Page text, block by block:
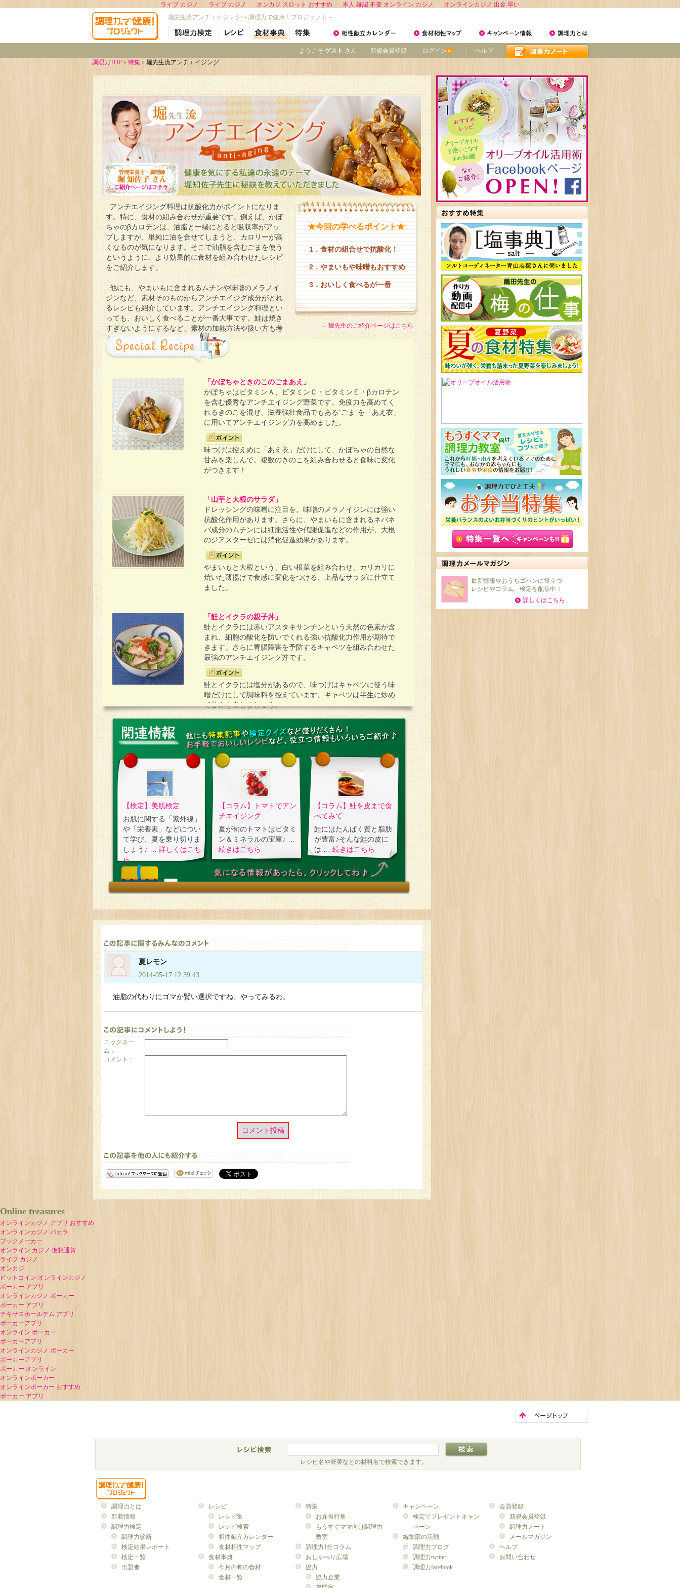
ライブ カジノ ライブ カジノ オンカジ スロット おすすめ 本人 確認 不要 オンライン カジノ
オンラインカジノ 出金 早い
堀先生流アンチエイジング:～調理力で健康！プロジェクト～
ヘルプ
ログイン
新規会員登録
ようこそ ゲスト さん
調理力TOP » 特集 » 堀先生流アンチエイジング
アンチエイジング料理は抗酸化力がポイントになりま
す。特に、食材の組み合わせが重要です。例えば、かぼ
ちゃのβカロテンは、油脂と一緒にとると吸収率がアッ
プしますが、単純に油を合せてしまうと、カロリーが高
くなるのが気になります。そこで油脂を含むごまを使う
というように、より効果的に食材を組み合わせたレシピ
をご紹介します。
他にも、やまいもに含まれるムチンや味噌のメラノイ
ジンなど、素材そのものからアンチエイジグ成分がとれ
るレシピも紹介しています。アンチエイジング料理とい
っても、おいしく食べることが一番大事です。鮭は焼き
すぎないようにするなど、素材の加熱方法や扱い方も考
えると調理力がアップします！
★今回の学べるポイント★
1．食材の組合せで抗酸化！
2．やまいもや味噌もおすすめ
3．おいしく食べるが一番
→ 堀先生のご紹介ページはこちら
「かぼちゃときのこのごまあえ」
かぼちゃはビタミンＡ、ビタミンＣ・ビタミンＥ・βカロテン
を含む優秀なアンチエイジング野菜です。免疫力を高めてく
れるきのこを混ぜ、滋養強壮食品でもある“ごま”を「あえ衣」
に用いてアンチエイジング力を高めました。
味つけは控えめに「あえ衣」だけにして、かぼちゃの自然な
甘みを楽しんで。複数のきのこを組み合わせると食味に変化
がつきます！
「山芋と大根のサラダ」
ドレッシングの味噌に注目を。味噌のメラノイジンには強い
抗酸化作用があります。さらに、やまいもに含まれるネバネ
バ成分のムチンには細胞活性や代謝促進などの作用が、大根
のジアスターゼには消化促進効果があります。
やまいもと大根という、白い根菜を組み合わせ、カリカリに
焼いた薄揚げで食感に変化をつける、上品なサラダに仕立て
ました。
「鮭とイクラの親子丼」
鮭とイクラには赤いアスタキサンチンという天然の色素が含
まれ、細胞の酸化を防いでくれる強い抗酸化力作用が期待で
きます。さらに胃腸障害を予防するキャベツを組み合わせた
最強のアンチエイジング丼です。
鮭とイクラには塩分があるので、味つけはキャベツに使う味
噌だけにして調味料を控えています。キャベツは半生に炒め
て甘みを出しましょう。
【検定】美肌検定
お肌に関する「紫外線」
や「栄養素」などについ
て学び、夏を乗り切りま
しょう♪ … 詳しくはこち
ら
【コラム】トマトでアン
チエイジング
夏が旬のトマトはビタミ
ン＆ミネラルの宝庫♪ …
続きはこちら
【コラム】鮭を皮まで食
べてみて
鮭にはたんぱく質と脂肪
が豊富♪そんな鮭の皮に
は … 続きはこちら
夏レモン
2014-05-17 12:39:43
油脂の代わりにゴマか賢い選択ですね、やってみるわ。
ニックネー
ム：
コメント：
コメント投稿
最新情報やおうちゴハンに役立つ
レシピやコラム、検定を配信中！
詳しくはこちら
Online treasures
オンラインカジノ アプリ おすすめ
オンラインカジノ バカラ
ブックメーカー
オンライン カジノ 仮想通貨
ライブ カジノ
オンカジ
ビットコイン オンラインカジノ
ポーカー アプリ
オンラインカジノ ポーカー
ポーカー アプリ
テキサスホールデム アプリ
ポーカーアプリ
オンライン ポーカー
ポーカーアプリ
オンラインカジノ ポーカー
ポーカーアプリ
ポーカー オンライン
オンラインポーカー
オンラインポーカー おすすめ
ポーカー アプリ
レシピ名や野菜などの材料名で検索できます。
調理力とは
新着情報
調理力検定
調理力診断
検定結果レポート
検定一覧
出題者
レシピ
レシピ集
レシピ検索
相性献立カレンダー
食材相性マップ
食材事典
今月の旬の食材
食材一覧
特集
お弁当特集
もうすぐママ向け調理力
教室
調理力1分コラム
おしゃべり広場
協力
協力企業
キャンペーン
検定でプレゼントキャン
ペーン
編集部の活動
調理力ブログ
調理力twitter
調理力facebook
会員登録
新規会員登録
調理力ノート
メールマガジン
ヘルプ
お問い合わせ